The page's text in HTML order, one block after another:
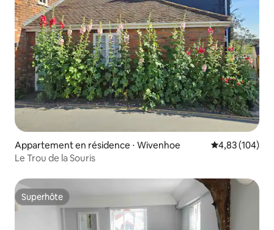
Appartement en résidence ⋅ Wivenhoe Évaluation
4,83 (104)
Le Trou de la Souris
Superhôte
Superhôte